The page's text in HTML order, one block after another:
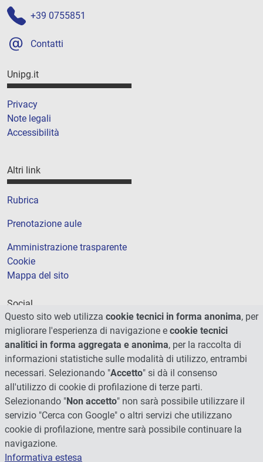
+39 0755851
Contatti
Unipg.it
Privacy
Note legali
Accessibilità
Altri link
Rubrica
Prenotazione aule
Amministrazione trasparente
Cookie
Mappa del sito
Social
Questo sito web utilizza cookie tecnici in forma anonima, per
migliorare l'esperienza di navigazione e cookie tecnici
analitici in forma aggregata e anonima, per la raccolta di
informazioni statistiche sulle modalità di utilizzo, entrambi
necessari. Selezionando "Accetto" si dà il consenso
all'utilizzo di cookie di profilazione di terze parti.
Selezionando "Non accetto" non sarà possibile utilizzare il
servizio "Cerca con Google" o altri servizi che utilizzano
cookie di profilazione, mentre sarà possibile continuare la
navigazione.
Informativa estesa